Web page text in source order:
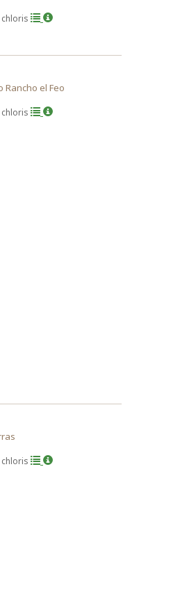
chloris
Rancho el Feo
chloris
chloris